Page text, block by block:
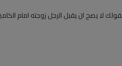
لا يصح ان يقبل الرجل زوجته امام